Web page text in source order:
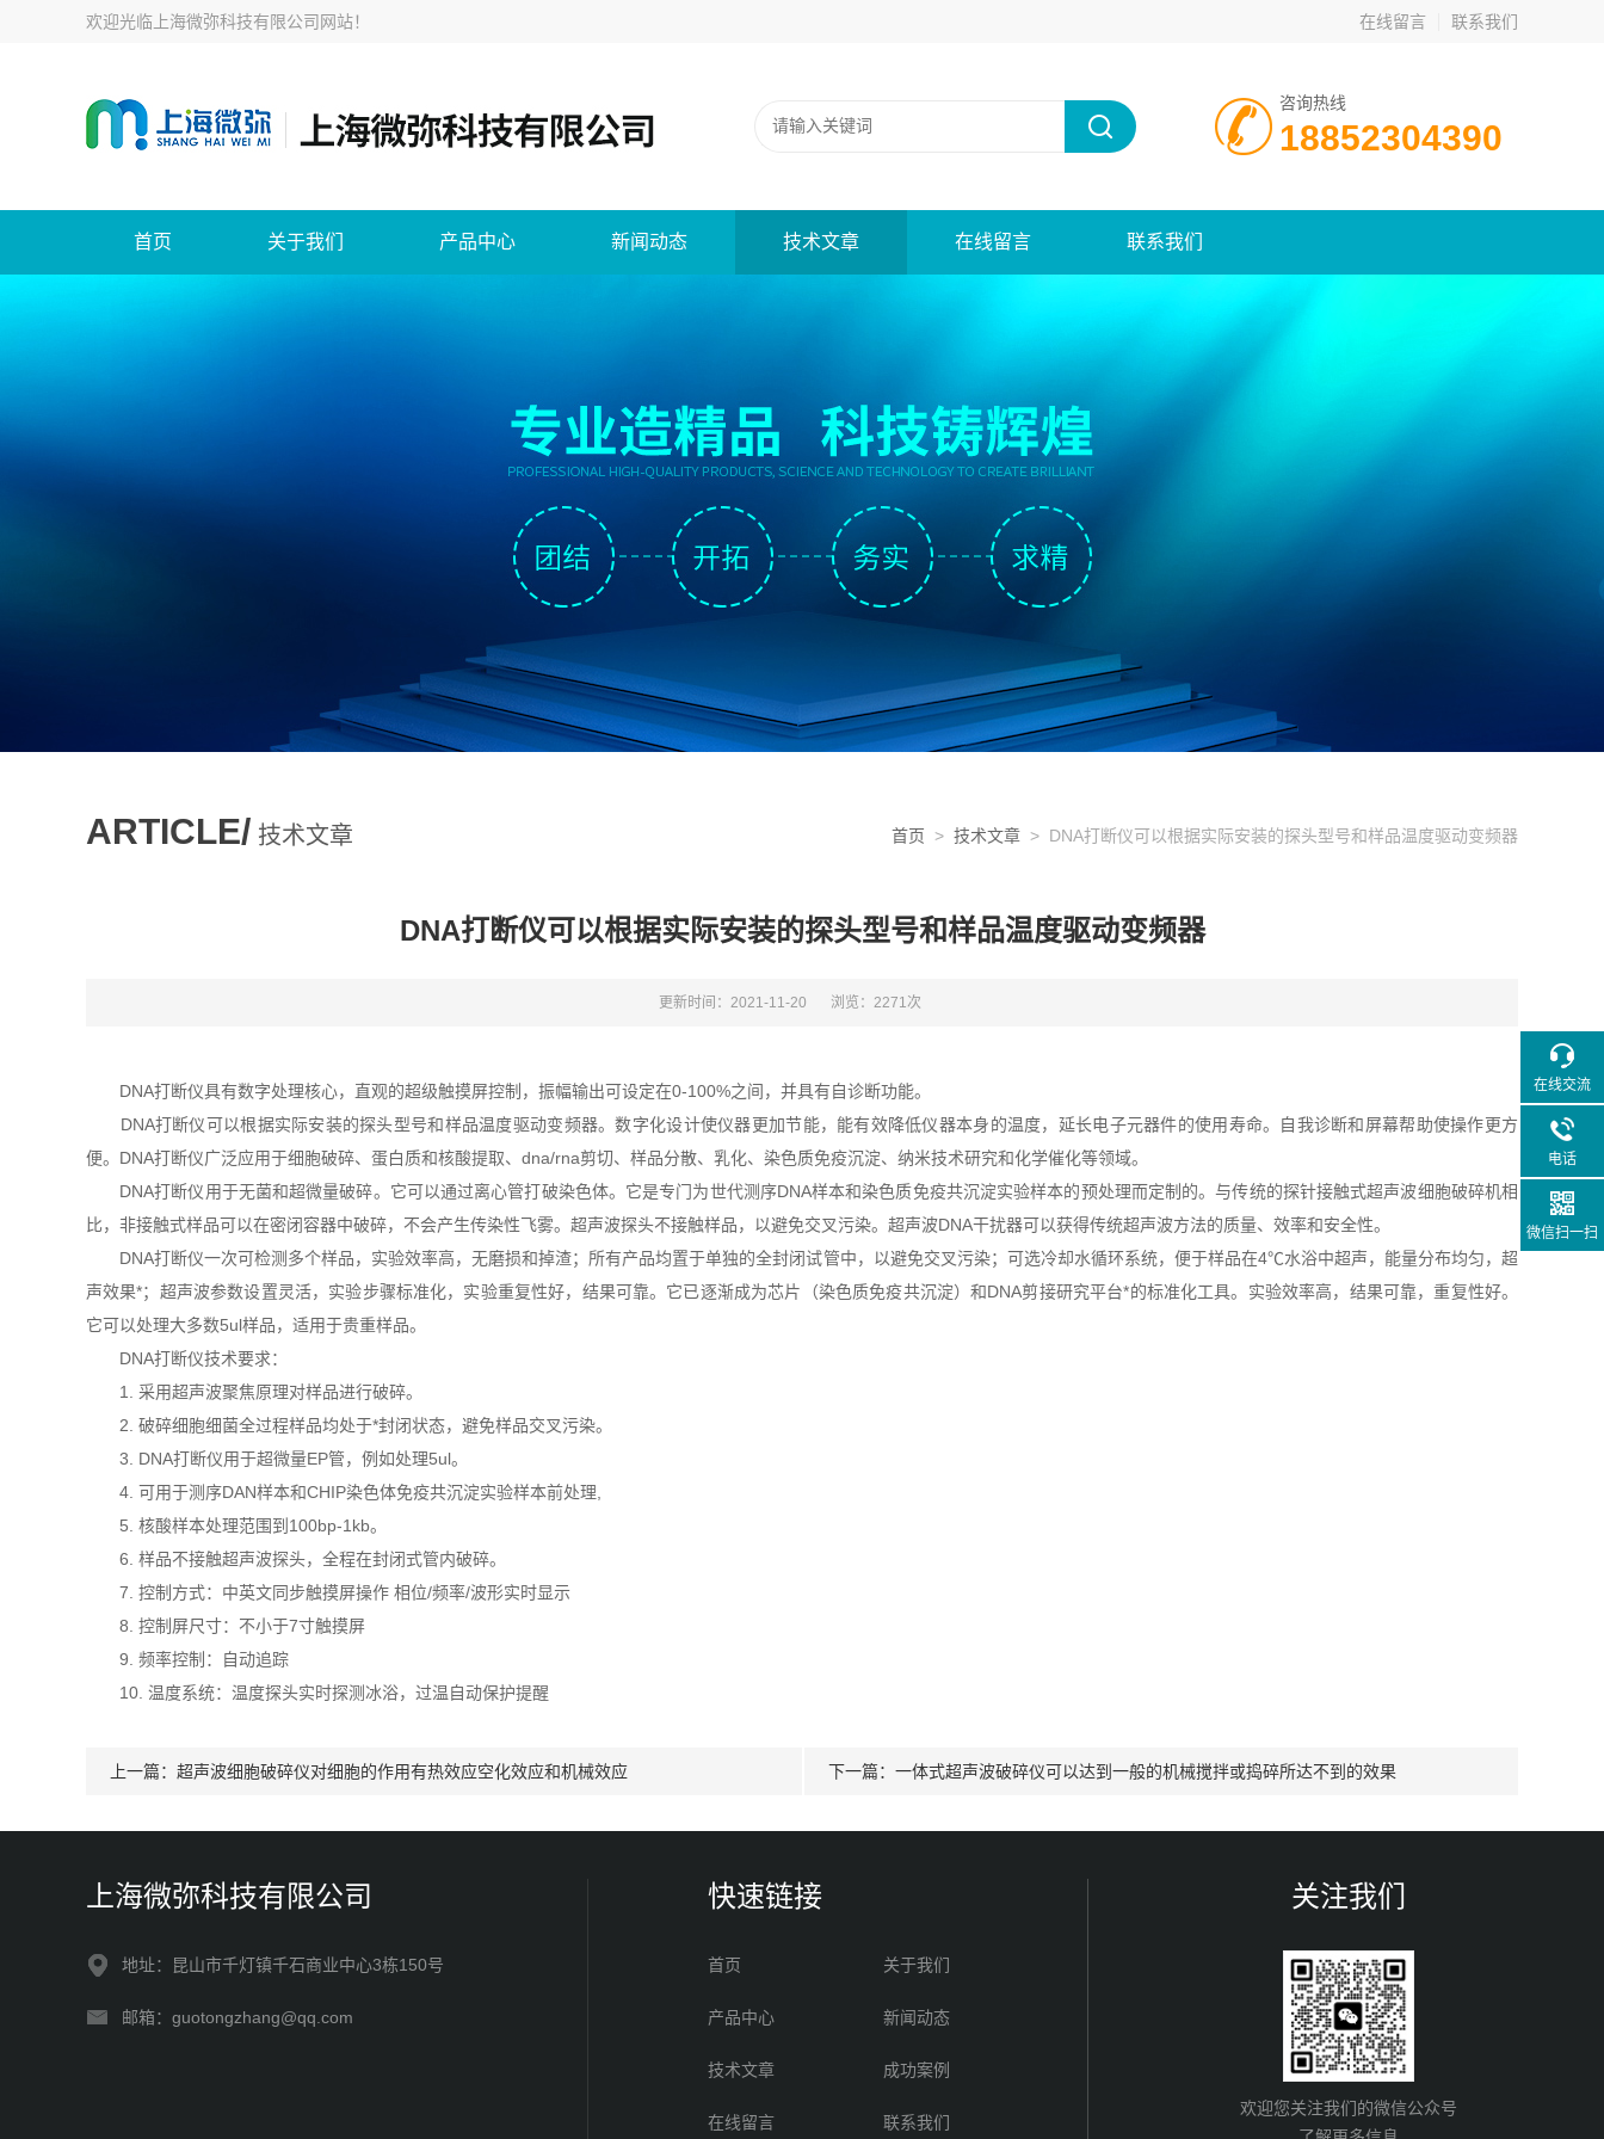
欢迎光临 上海微弥科技有限公司网站！ 在线留言 联系我们
咨询热线
18852304390
首页 关于我们 产品中心 新闻动态 技术文章 在线留言 联系我们
ARTICLE/ 技术文章 首页 > 技术文章 > DNA打断仪可以根据实际安装的探头型号和样品温度驱动变频器
DNA打断仪可以根据实际安装的探头型号和样品温度驱动变频器
更新时间：2021-11-20 浏览：2271次
DNA打断仪具有数字处理核心，直观的超级触摸屏控制，振幅输出可设定在0-100%之间，并具有自诊断功能。
DNA打断仪可以根据实际安装的探头型号和样品温度驱动变频器。数字化设计使仪器更加节能，能有效降低仪器本身的温度，延长电子元器件的使用寿命。自我诊断和屏幕帮助使操作更方
便。DNA打断仪广泛应用于细胞破碎、蛋白质和核酸提取、dna/rna剪切、样品分散、乳化、染色质免疫沉淀、纳米技术研究和化学催化等领域。
DNA打断仪用于无菌和超微量破碎。它可以通过离心管打破染色体。它是专门为世代测序DNA样本和染色质免疫共沉淀实验样本的预处理而定制的。与传统的探针接触式超声波细胞破碎机相
比，非接触式样品可以在密闭容器中破碎，不会产生传染性飞雾。超声波探头不接触样品，以避免交叉污染。超声波DNA干扰器可以获得传统超声波方法的质量、效率和安全性。
DNA打断仪一次可检测多个样品，实验效率高，无磨损和掉渣；所有产品均置于单独的全封闭试管中，以避免交叉污染；可选冷却水循环系统，便于样品在4℃水浴中超声，能量分布均匀，超
声效果*；超声波参数设置灵活，实验步骤标准化，实验重复性好，结果可靠。它已逐渐成为芯片（染色质免疫共沉淀）和DNA剪接研究平台*的标准化工具。实验效率高，结果可靠，重复性好。
它可以处理大多数5ul样品，适用于贵重样品。
DNA打断仪技术要求：
1. 采用超声波聚焦原理对样品进行破碎。
2. 破碎细胞细菌全过程样品均处于*封闭状态，避免样品交叉污染。
3. DNA打断仪用于超微量EP管，例如处理5ul。
4. 可用于测序DAN样本和CHIP染色体免疫共沉淀实验样本前处理,
5. 核酸样本处理范围到100bp-1kb。
6. 样品不接触超声波探头，全程在封闭式管内破碎。
7. 控制方式：中英文同步触摸屏操作 相位/频率/波形实时显示
8. 控制屏尺寸：不小于7寸触摸屏
9. 频率控制：自动追踪
10. 温度系统：温度探头实时探测冰浴，过温自动保护提醒
上一篇： 超声波细胞破碎仪对细胞的作用有热效应空化效应和机械效应 下一篇： 一体式超声波破碎仪可以达到一般的机械搅拌或捣碎所达不到的效果
上海微弥科技有限公司
地址：昆山市千灯镇千石商业中心3栋150号
邮箱：guotongzhang@qq.com
快速链接
首页 关于我们
产品中心 新闻动态
技术文章 成功案例
在线留言 联系我们
关注我们
欢迎您关注我们的微信公众号
在线交流
电话
微信扫一扫